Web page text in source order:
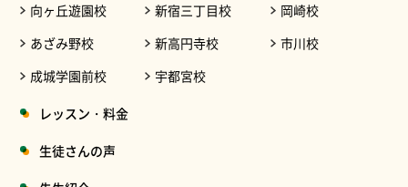
向ヶ丘遊園校
あざみ野校
成城学園前校
新宿三丁目校
新高円寺校
宇都宮校
岡崎校
市川校
レッスン・料金
生徒さんの声